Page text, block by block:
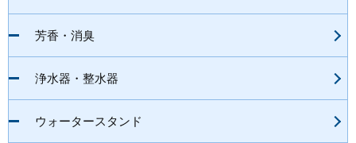
芳香・消臭
浄水器・整水器
ウォータースタンド